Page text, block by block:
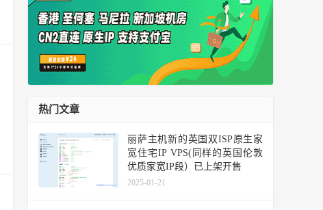
热门文章
丽萨主机新的英国双ISP原生家
宽住宅IP VPS(同样的英国伦敦
优质家宽IP段）已上架开售
2025-01-21